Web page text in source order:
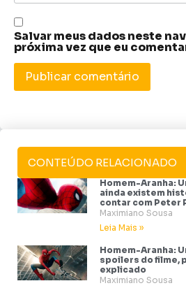
Salvar meus dados neste
próxima vez que eu
CONTEÚDO RELACIONADO
Homem-Aranha:
ainda existem
contar com Peter
Maximiano Sousa
Leia Mais »
Homem-Aranha:
spoilers do filme,
explicado
Maximiano Sousa